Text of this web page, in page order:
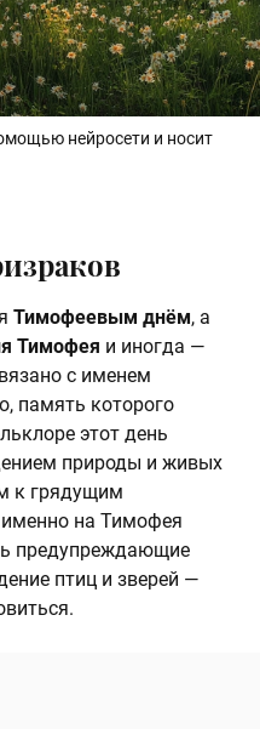
нейросети и носит
Тимофеевым днём, а
Тимофея и иногда —
с именем
память которого
этот день
природы и живых
к грядущим
на Тимофея
предупреждающие
птиц и зверей —